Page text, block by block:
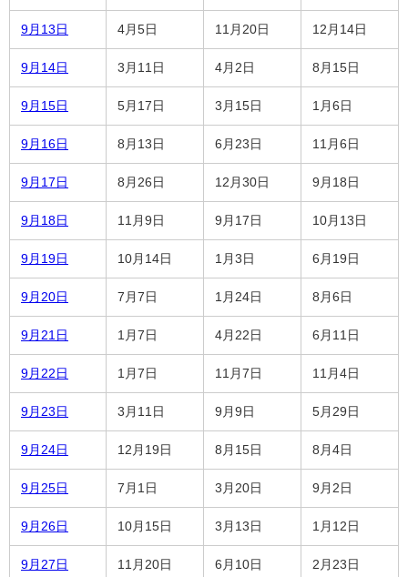
9月13日 4月5日 11月20日 12月14日
9月14日 3月11日 4月2日 8月15日
9月15日 5月17日 3月15日 1月6日
9月16日 8月13日 6月23日 11月6日
9月17日 8月26日 12月30日 9月18日
9月18日 11月9日 9月17日 10月13日
9月19日 10月14日 1月3日 6月19日
9月20日 7月7日 1月24日 8月6日
9月21日 1月7日 4月22日 6月11日
9月22日 1月7日 11月7日 11月4日
9月23日 3月11日 9月9日 5月29日
9月24日 12月19日 8月15日 8月4日
9月25日 7月1日 3月20日 9月2日
9月26日 10月15日 3月13日 1月12日
9月27日 11月20日 6月10日 2月23日